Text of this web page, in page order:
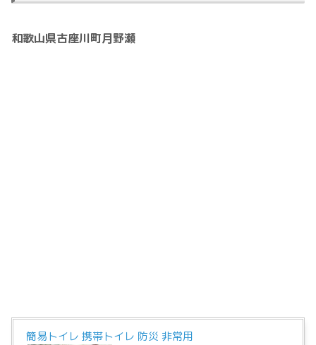
和歌山県古座川町月野瀬
簡易トイレ 携帯トイレ 防災 非常用